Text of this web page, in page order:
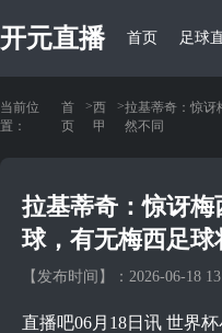
开元直播 首页 足球
当前位
置：
首
页
>西
甲
>拉基蒂奇：惊讶
然不同
拉基蒂奇：惊讶
球，有无梅西足球
【发布时间】：2026-06-18
直播吧06月18日讯 世界